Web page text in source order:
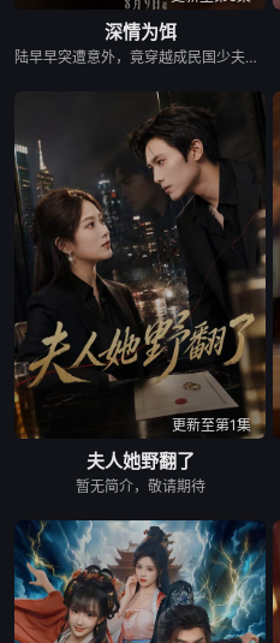
深情为饵
陆早早突遭意外，竟穿越成民国少夫人苏沐晚，醒来，却是丈夫枪口相对、父母冤案、连环下毒……她于绝境中步步破局，与“醋精”少爷凌慎行从生死对立到情根深重，可就在浓情蜜意时，她骤然梦醒归现代，转角竟撞见那个熟悉的“他”！
更新至第1集
夫人她野翻了
暂无简介，敬请期待